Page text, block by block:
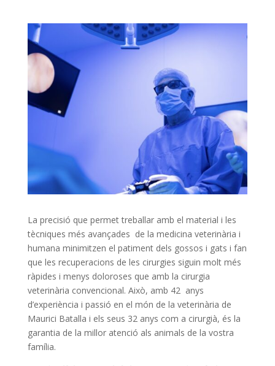
La precisió que permet treballar amb el material i les
tècniques més avançades de la medicina veterinària i
humana minimitzen el patiment dels gossos i gats i fan
que les recuperacions de les cirurgies siguin molt més
ràpides i menys doloroses que amb la cirurgia
veterinària convencional. Això, amb 42 anys
d’experiència i passió en el món de la veterinària de
Maurici Batalla i els seus 32 anys com a cirurgià, és la
garantia de la millor atenció als animals de la vostra
família.